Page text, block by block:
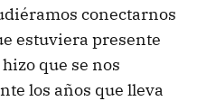
conectarnos
estuviera presente
que se nos
los años que lleva